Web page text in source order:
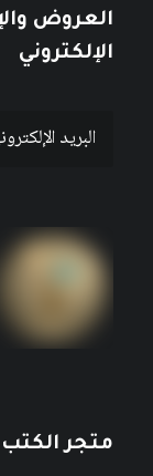
العروض
الإلكتروني
متجر الكتب